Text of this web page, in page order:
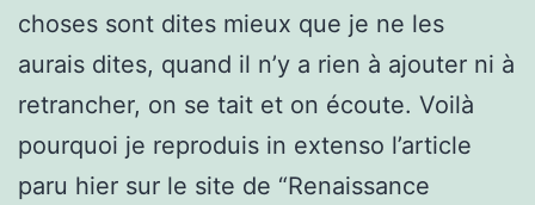
choses sont dites mieux que je ne les
aurais dites, quand il n’y a rien à ajouter ni à
retrancher, on se tait et on écoute. Voilà
pourquoi je reproduis in extenso l’article
paru hier sur le site de “Renaissance